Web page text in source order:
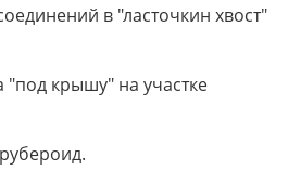
в "ласточкин хвост"
"под крышу" на участке